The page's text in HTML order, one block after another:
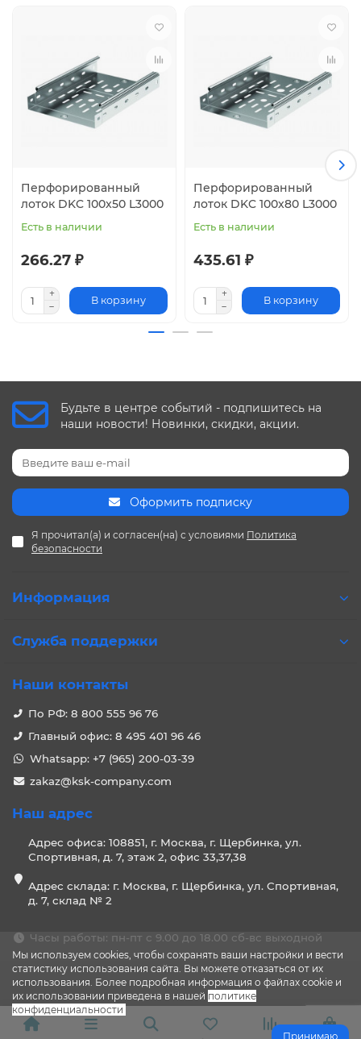
Перфорированный
лоток DKC 100x50 L3000
Есть в наличии
266.27 ₽
В корзину
Перфорированный
лоток DKC 100x80 L3000
Есть в наличии
435.61 ₽
В корзину
Мы используем cookies, чтобы сохранять ваши настройки и вести
статистику использования сайта. Вы можете отказаться от их
использования. Более подробная информация о файлах cookie и
их использовании приведена в нашей политике
конфиденциальности
Принимаю
Будьте в центре событий - подпишитесь на
наши новости! Новинки, скидки, акции.
Оформить подписку
Я прочитал(а) и согласен(на) с условиями Политика
безопасности
Информация
Служба поддержки
Наши контакты
По РФ: 8 800 555 96 76
Главный офис: 8 495 401 96 46
Whatsapp: +7 (965) 200-03-39
zakaz@ksk-company.com
Наш адрес
Адрес офиса: 108851, г. Москва, г. Щербинка, ул.
Спортивная, д. 7, этаж 2, офис 33,37,38
Адрес склада: г. Москва, г. Щербинка, ул. Спортивная,
д. 7, склад № 2
Часы работы: пн-пт с 9.00 до 18.00 сб-вс выходной